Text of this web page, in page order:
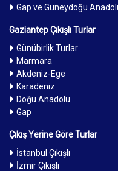
Gap ve Güneydoğu
Gaziantep Çıkışlı Turlar
Günübirlik Turlar
Marmara
Akdeniz-Ege
Karadeniz
Doğu Anadolu
Gap
Çıkış Yerine Göre Turlar
İstanbul Çıkışlı
İzmir Çıkışlı